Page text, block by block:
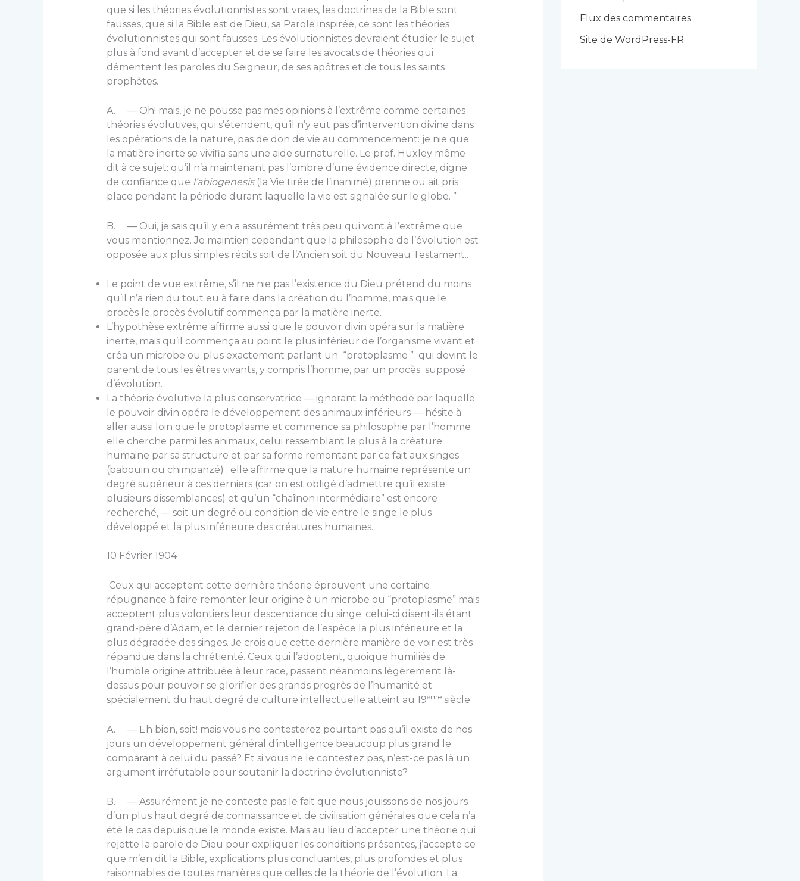
que si les théories évolutionnistes sont vraies, les doctrines de la Bible sont
fausses, que si la Bible est de Dieu, sa Parole inspirée, ce sont les théories
évolutionnistes qui sont fausses. Les évolutionnistes devraient étudier le sujet
plus à fond avant d’accepter et de se faire les avocats de théories qui
démentent les paroles du Seigneur, de ses apôtres et de tous les saints
prophètes.
A. — Oh! mais, je ne pousse pas mes opinions à l’extrême comme certaines
théories évolutives, qui s’étendent, qu’il n’y eut pas d’intervention divine dans
les opérations de la nature, pas de don de vie au commencement: je nie que
la matière inerte se vivifia sans une aide surnaturelle. Le prof. Huxley même
dit à ce sujet: qu’il n’a maintenant pas l’ombre d’une évi­dence directe, digne
de confiance que l’abiogenesis(la Vie tirée de l’inanimé) prenne ou ait pris
place pendant la période durant laquelle la vie est signalée sur le globe. ”
B. — Oui, je sais qu’il y en a assurément très peu qui vont à l’extrême que
vous mentionnez. Je maintien cependant que la philosophie de l’évolution est
opposée aux plus simples récits soit de l’Ancien soit du Nou­veau Testament..
Le point de vue extrême, s’il ne nie pas l’existence du Dieu prétend du moins
qu’il n’a rien du tout eu à faire dans la création du l’homme, mais que le
procès le procès évolutif commença par la matière inerte.
L’hypothèse extrême affirme aussi que le pouvoir divin opéra sur la matière
inerte, mais qu’il commença au point le plus inférieur de l’organisme vi­vant et
créa un microbe ou plus exactement parlant un “protoplasme ” qui devint le
parent de tous les êtres vivants, y compris l’homme, par un procès supposé
d’évo­lution.
La théorie évolutive la plus conservatrice — ignorant la méthode par laquelle
le pouvoir divin opéra le développement des animaux inférieurs — hésite à
aller aussi loin que le protoplasme et commence sa philosophie par l’homme
elle cherche parmi les animaux, celui ressemblant le plus à la créature
humaine par sa structure et par sa forme remontant par ce fait aux singes
(babouin ou chimpanzé) ; elle affirme que la nature humaine représente un
degré supérieur à ces der­niers (car on est obligé d’admettre qu’il existe
plusieurs dissemblances) et qu’un “chaînon intermédiaire” est en­core
recherché, — soit un degré ou condition de vie entre le singe le plus
développé et la plus inférieure des créatures humaines.
10 Février 1904
Ceux qui acceptent cette dernière théorie éprouvent une certaine
répugnance à faire remonter leur origine à un microbe ou “protoplasme” mais
acceptent plus vo­lontiers leur descendance du singe; celui-ci disent-ils étant
grand-père d’Adam, et le dernier rejeton de l’espèce la plus inférieure et la
plus dégradée des singes. Je crois que cette dernière manière de voir est très
répandue dans la chrétienté. Ceux qui l’adoptent, quoique humi­liés de
l’humble origine attribuée à leur race, passent néanmoins légèrement là-
dessus pour pouvoir se glori­fier des grands progrès de l’humanité et
spécialement du haut degré de culture intellectuelle atteint au 19èmesiècle.
A. — Eh bien, soit! mais vous ne contesterez pour­tant pas qu’il existe de nos
jours un développement général d’intelligence beaucoup plus grand le
comparant à celui du passé? Et si vous ne le contestez pas, n’est-ce pas là un
argument irréfutable pour soutenir la doc­trine évolutionniste?
B. — Assurément je ne conteste pas le fait que nous jouissons de nos jours
d’un plus haut degré de connais­sance et de civilisation générales que cela n’a
été le cas depuis que le monde existe. Mais au lieu d’accepter une théorie qui
rejette la parole de Dieu pour expliquer les conditions présentes, j’accepte ce
que m’en dit la Bible, explications plus concluantes, plus profondes et plus
raisonnables de toutes manières que celles de la théorie de l’évolution. La
Flux des commentaires
Site de WordPress-FR